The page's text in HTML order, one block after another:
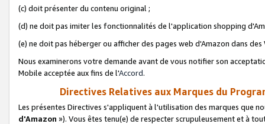
(c) doit présenter du contenu original ;
(d) ne doit pas imiter les fonctionnalités de l'application shopping
(e) ne doit pas héberger ou afficher des pages web d'Amazon dans
Nous examinerons votre demande avant de vous notifier son
Mobile acceptée aux fins de l'Accord.
Directives Relatives aux Marques du
Les présentes Directives s'appliquent à l'utilisation des marques que
d'Amazon »). Vous êtes tenu(e) de respecter scrupuleusement et à